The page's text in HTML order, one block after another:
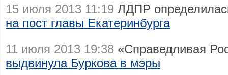
15 июля 2013 11:19 ЛДПР
на пост главы Екатеринбурга
11 июля 2013 19:38 «Справедливая
выдвинула Буркова в мэры